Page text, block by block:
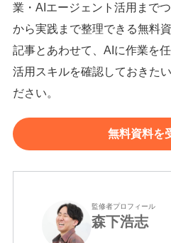
業・AIエージェント活用まで
から実践まで整理できる無料
記事とあわせて、AIに作業を
活用スキルを確認しておきた
ださい。
無料資料を
監修者プロフィール
森下浩志